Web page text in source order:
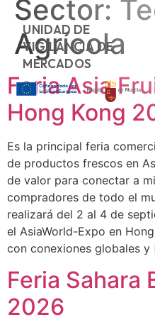
UNIDAD DE
VIGILANCIA DE
MERCADOS
Sector:
Agrícola
Feria Asia
Hong Kong
Es la principal feria
de productos frescos en
de valor para conectar a
compradores de todo el
realizará del 2 al 4 de
el AsiaWorld-Expo en
con conexiones globales
Feria Sahara
2026